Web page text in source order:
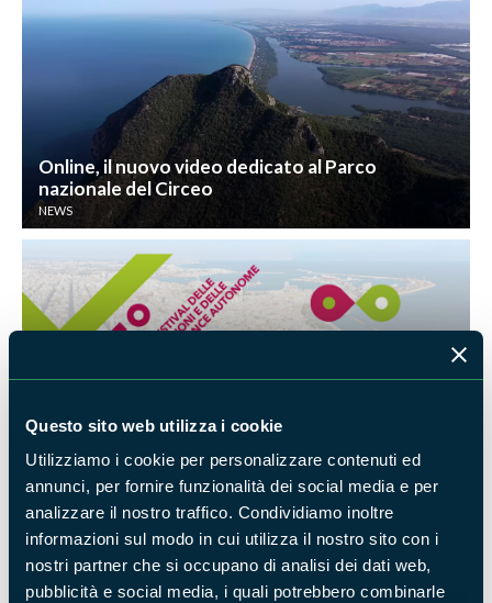
Questo sito web utilizza i cookie
Utilizziamo i cookie per personalizzare contenuti ed
annunci, per fornire funzionalità dei social media e per
analizzare il nostro traffico. Condividiamo inoltre
informazioni sul modo in cui utilizza il nostro sito con i
nostri partner che si occupano di analisi dei dati web,
pubblicità e social media, i quali potrebbero combinarle
Online, il nuovo video dedicato al Parco
nazionale del Circeo
NEWS
delle Province Autonome
APPUNTAMENTI